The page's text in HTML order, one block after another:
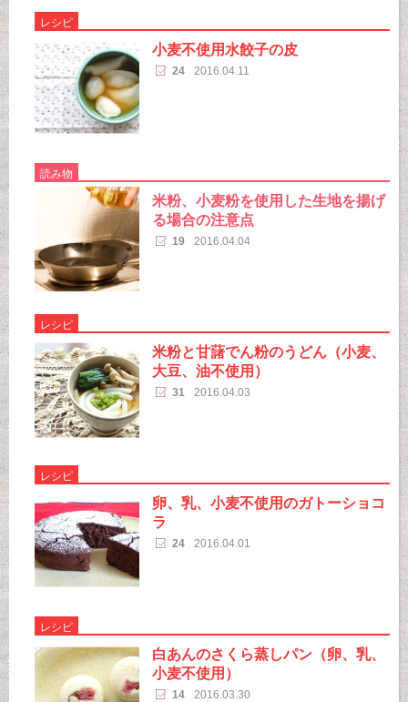
レシピ
小麦不使用水餃子の皮
24 2016.04.11
読み物
米粉、小麦粉を使用した生地を揚げ
る場合の注意点
19 2016.04.04
レシピ
米粉と甘藷でん粉のうどん（小麦、
大豆、油不使用）
31 2016.04.03
レシピ
卵、乳、小麦不使用のガトーショコ
ラ
24 2016.04.01
レシピ
白あんのさくら蒸しパン（卵、乳、
小麦不使用）
14 2016.03.30